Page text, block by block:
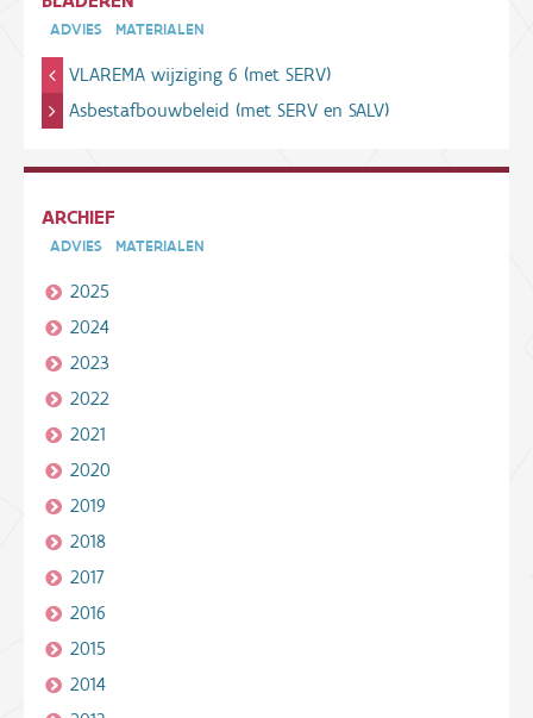
ADVIES MATERIALEN
VLAREMA wijziging 6 (met SERV)
Asbestafbouwbeleid (met SERV en SALV)
ARCHIEF
ADVIES MATERIALEN
2025
2024
2023
2022
2021
2020
2019
2018
2017
2016
2015
2014